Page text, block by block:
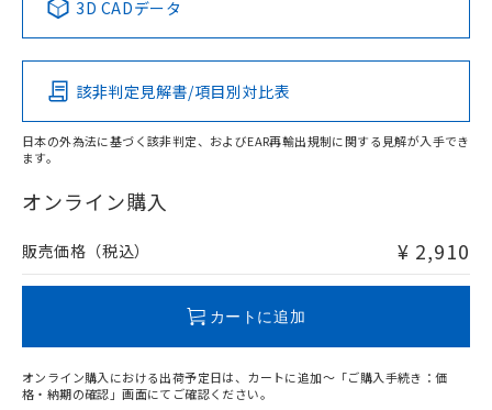
Pb Hg Cd Cr(VI)
O
在庫等で未対応品が混在する可能性があります。
問い合わせください。
この製品の規格認証/適合状況ページへ
その他の認証はこちらのページからご検索ください
3D CADデータ
該非判定見解書/項目別対比表
日本の外為法に基づく該非判定、およびEAR再輸出規制に関する見解が入手でき
ます。
オンライン購入
販売価格（税込） ¥ 2,910
カートに追加
オンライン購入における出荷予定日は、カートに追加～「ご購入手続き：価
格・納期の確認」画面にてご確認ください。